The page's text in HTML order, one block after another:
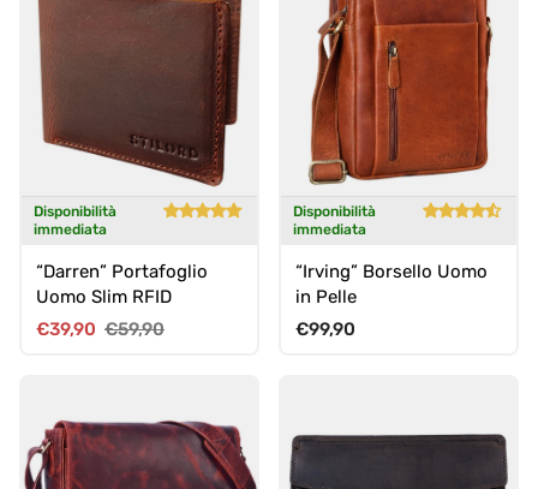
Disponibilità
immediata
“Darren” Portafoglio
Uomo Slim RFID
Prezzo di vendita
€39,90 Prezzo normale
€59,90
Disponibilità
immediata
“Irving” Borsello Uomo
in Pelle
Prezzo normale
€99,90